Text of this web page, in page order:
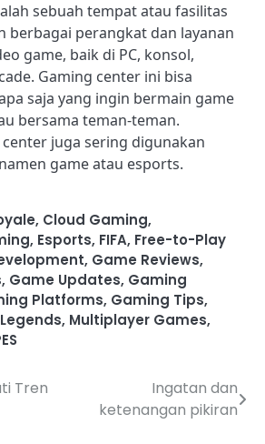
sebuah tempat atau fasilitas
berbagai perangkat dan layanan
game, baik di PC, konsol,
Gaming center ini bisa
saja yang ingin bermain game
bersama teman-teman.
juga sering digunakan
game atau esports.
, Cloud Gaming,
, Esports, FIFA, Free-to-Play
, Game Reviews,
, Game Updates, Gaming
Platforms, Gaming Tips,
, Multiplayer Games,
Tren
Ingatan dan
ketenangan pikiran